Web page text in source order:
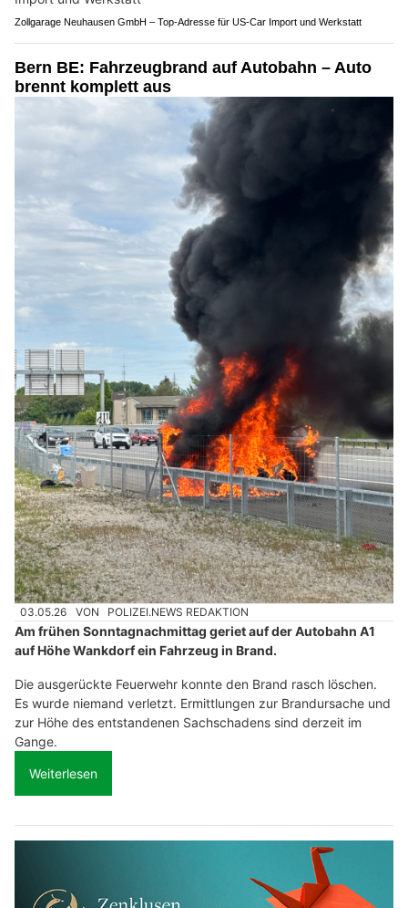
Zollgarage Neuhausen GmbH – Top-Adresse für US-Car Import und Werkstatt
Bern BE: Fahrzeugbrand auf Autobahn – Auto
brennt komplett aus
03.05.26 VON POLIZEI.NEWS REDAKTION
Am frühen Sonntagnachmittag geriet auf der Autobahn A1
auf Höhe Wankdorf ein Fahrzeug in Brand.
Die ausgerückte Feuerwehr konnte den Brand rasch löschen.
Es wurde niemand verletzt. Ermittlungen zur Brandursache und
zur Höhe des entstandenen Sachschadens sind derzeit im
Gange.
Weiterlesen